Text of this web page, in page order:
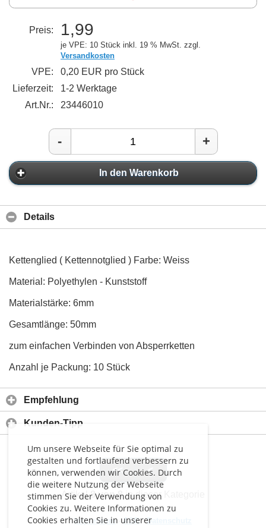
Um unsere Webseite für Sie optimal zu
gestalten und fortlaufend verbessern zu
können, verwenden wir Cookies. Durch
die weitere Nutzung der Webseite
stimmen Sie der Verwendung von
Cookies zu. Weitere Informationen zu
Cookies erhalten Sie in unserer
Preis: 1,99
je VPE: 10 Stück inkl. 19 % MwSt. zzgl.
Versandkosten
VPE:
0,20 EUR pro Stück
Lieferzeit:
1-2 Werktage
Art.Nr.:
23446010
- +
In den Warenkorb
Details
Kettenglied ( Kettennotglied ) Farbe: Weiss
Material: Polyethylen - Kunststoff
Materialstärke: 6mm
Gesamtlänge: 50mm
zum einfachen Verbinden von Absperrketten
Anzahl je Packung: 10 Stück
Empfehlung
Kunden-Tipp
<< <
Artikel8 von 8in dieser Kategorie
Impressum-AGB-Datenschutz